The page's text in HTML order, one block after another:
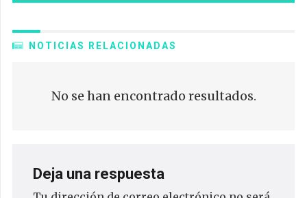
NOTICIAS RELACIONADAS
No se han encontrado resultados.
Deja una respuesta